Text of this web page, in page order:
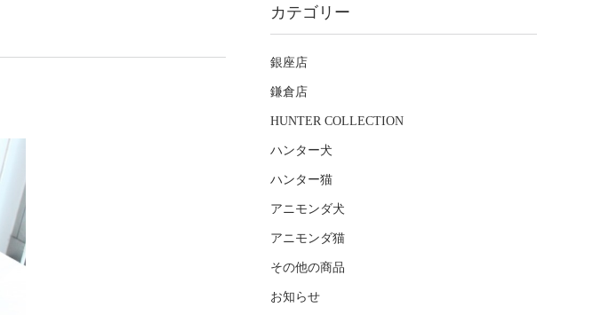
カテゴリー
銀座店
鎌倉店
HUNTER COLLECTION
ハンター犬
ハンター猫
アニモンダ犬
アニモンダ猫
その他の商品
お知らせ